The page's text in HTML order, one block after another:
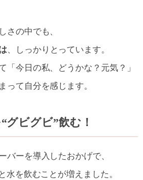
さの中でも、
、しっかりとっています。
「今日の私、どうかな？元気？」
って自分を感じます。
グビグビ”飲む！
バーを導入したおかげで、
水を飲むことが増えました。